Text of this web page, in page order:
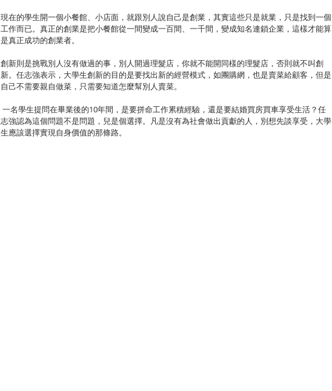
現在的學生開一個小餐館、小店面，就跟別人說自己是創業，其實這些只是就業，只是找到一個
工作而已。真正的創業是把小餐館從一間變成一百間、一千間，變成知名連鎖企業，這樣才能算
是真正成功的創業者。
創新則是挑戰別人沒有做過的事，別人開過理髮店，你就不能開同樣的理髮店，否則就不叫創
新。任志強表示，大學生創新的目的是要找出新的經營模式，如團購網，也是賣菜給顧客，但是
自己不需要親自做菜，只需要知道怎麼幫別人賣菜。
志強認為這個問題不是問題，兒是個選擇。凡是沒有為社會做出貢獻的人，別想先談享受，大學
生應該選擇實現自身價值的那條路。